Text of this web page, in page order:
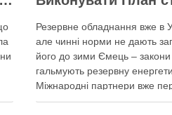
Резервне обладнання вже в
але чинні норми не дають
його до зими Ємець – закони
гальмують резервну
Міжнародні партнери вже
Україні обладнання для